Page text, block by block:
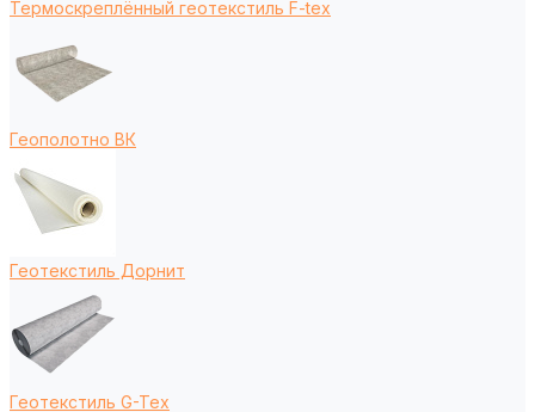
Термоскреплённый геотекстиль F-tex
Геополотно ВК
Геотекстиль Дорнит
Геотекстиль G-Tex